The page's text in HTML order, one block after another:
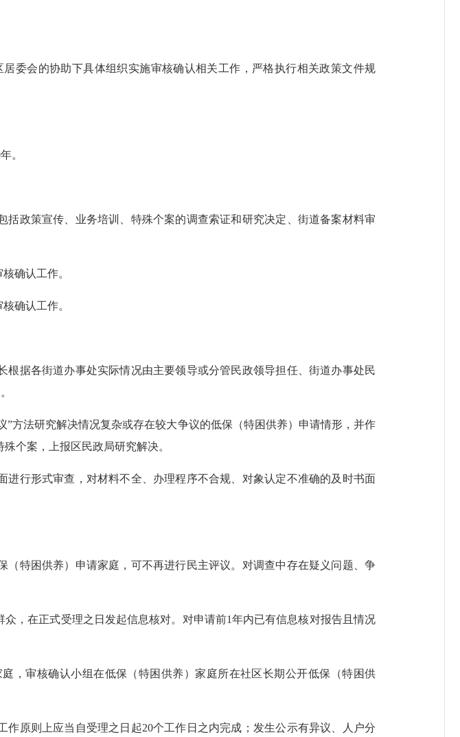
会的协助下具体组织实施审核确认相关工作，严格执行相关政策文件规
。
政策宣传、业务培训、特殊个案的调查索证和研究决定、街道备案材料审
确认工作。
确认工作。
据各街道办事处实际情况由主要领导或分管民政领导担任、街道办事处民
法研究解决情况复杂或存在较大争议的低保（特困供养）申请情形，并作
个案，上报区民政局研究解决。
行形式审查，对材料不全、办理程序不合规、对象认定不准确的及时书面
特困供养）申请家庭，可不再进行民主评议。对调查中存在疑义问题、争
在正式受理之日发起信息核对。对申请前1年内已有信息核对报告且情况
审核确认小组在低保（特困供养）家庭所在社区长期公开低保（特困供
原则上应当自受理之日起20个工作日之内完成；发生公示有异议、人户分